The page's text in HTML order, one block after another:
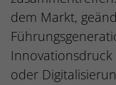
dem Markt,
oder